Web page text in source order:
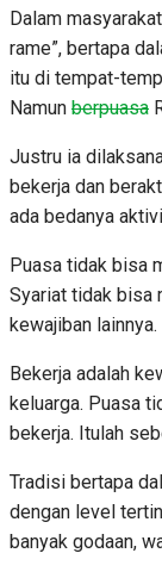
Dalam
rame”, bertapa
itu di tempat-
Namun berpuasa
Justru ia
bekerja dan
ada bedanya
Puasa tidak bisa
Syariat tidak bisa
kewajiban lainnya.
Bekerja adalah
keluarga. Puasa
bekerja. Itulah
Tradisi bertapa
dengan level
banyak godaan,